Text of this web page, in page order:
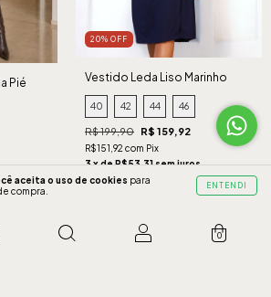
aceita o uso de cookies para
compra.
ENTENDI
0
Pié
20% OFF
Vestido Leda Liso Marinho
40 42 44 46
R$ 199,90 R$ 159,92
R$151,92 com Pix
3 x de R$53,31 sem juros